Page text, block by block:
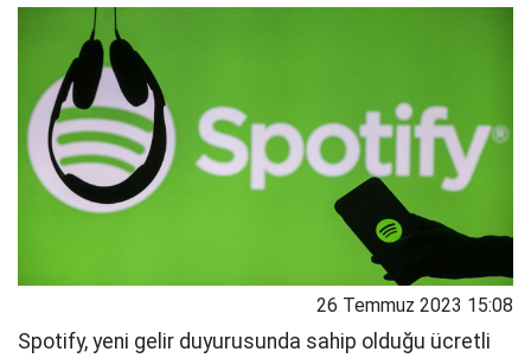
26 Temmuz 2023 15:08
Spotify, yeni gelir duyurusunda sahip olduğu ücretli